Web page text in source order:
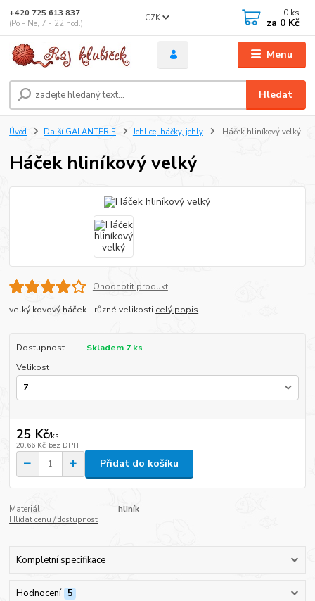
Menu
CZK
Hledat
+420 725 613 837
(Po - Ne, 7 - 22 hod.)
0 ks
za 0 Kč
Úvod Další GALANTERIE Jehlice, háčky, jehly Háček hliníkový velký
Háček hliníkový velký
Ohodnotit produkt
velký kovový háček - různé velikosti celý popis
Dostupnost
Skladem 7 ks
Velikost
25 Kč/ks
20,66 Kč bez DPH
Přidat do košíku
Materiál:
hliník
Hlídat cenu / dostupnost
Kompletní specifikace
Hodnocení 5